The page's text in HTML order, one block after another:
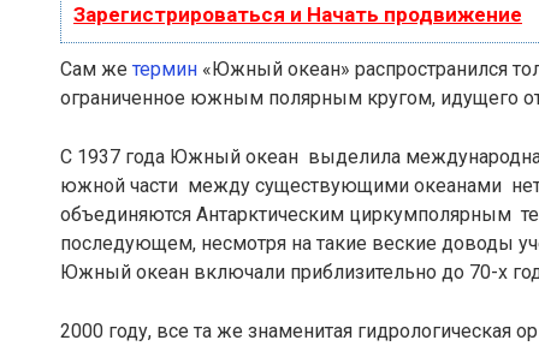
Зарегистрироваться и Начать продвижение
Сам же термин «Южный океан» распространился
ограниченное южным полярным кругом, идущего от
С 1937 года Южный океан выделила
южной части между существующими океанами нет
объединяются Антарктическим циркумполярным
последующем, несмотря на такие веские доводы
Южный океан включали приблизительно до 70-х
2000 году, все та же знаменитая гидрологическая